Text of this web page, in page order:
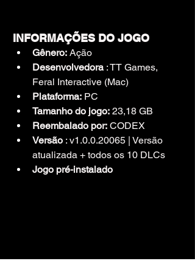
INFORMAÇÕES DO JOGO
Gênero: Ação
Desenvolvedora : TT Games,
Feral Interactive (Mac)
Plataforma: PC
Tamanho do jogo: 23,18 GB
Reembalado por: CODEX
Versão : v1.0.0.20065 | Versão
atualizada + todos os 10 DLCs
Jogo pré-instalado